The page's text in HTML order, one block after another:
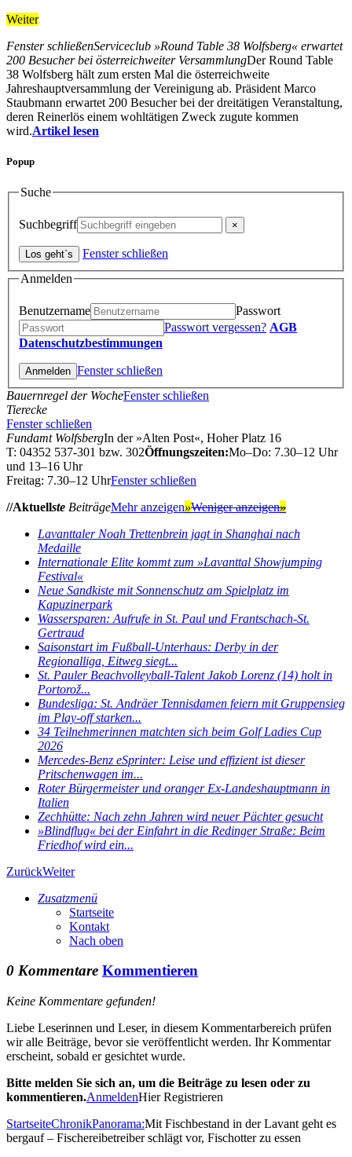
Weiter
Fenster schließenServiceclub »Round Table 38 Wolfsberg« erwartet
200 Besucher bei österreichweiter VersammlungDer Round Table
38 Wolfsberg hält zum ersten Mal die österreichweite
Jahreshauptversammlung der Vereinigung ab. Präsident Marco
Staubmann erwartet 200 Besucher bei der dreitätigen Veranstaltung,
deren Reinerlös einem wohltätigen Zweck zugute kommen
wird.Artikel lesen
Popup
Suche
Suchbegriff
Fenster schließen
Anmelden
Benutzername
Passwort
Passwort vergessen? AGB
Datenschutzbestimmungen
Fenster schließen
Bauernregel der WocheFenster schließen
Tierecke
Fenster schließen
Fundamt WolfsbergIn der »Alten Post«, Hoher Platz 16
T: 04352 537-301 bzw. 302Öffnungszeiten:Mo–Do: 7.30–12 Uhr
und 13–16 Uhr
Freitag: 7.30–12 UhrFenster schließen
//Aktuellste BeiträgeMehr anzeigen»Weniger anzeigen»
Lavanttaler Noah Trettenbrein jagt in Shanghai nach
Medaille
Internationale Elite kommt zum »Lavanttal Showjumping
Festival«
Neue Sandkiste mit Sonnenschutz am Spielplatz im
Kapuzinerpark
Wassersparen: Aufrufe in St. Paul und Frantschach-St.
Gertraud
Saisonstart im Fußball-Unterhaus: Derby in der
Regionalliga, Eitweg siegt...
St. Pauler Beachvolleyball-Talent Jakob Lorenz (14) holt in
Portorož...
Bundesliga: St. Andräer Tennisdamen feiern mit Gruppensieg
im Play-off starken...
34 Teilnehmerinnen matchten sich beim Golf Ladies Cup
2026
Mercedes-Benz eSprinter: Leise und effizient ist dieser
Pritschenwagen im...
Roter Bürgermeister und oranger Ex-Landeshauptmann in
Italien
Zechhütte: Nach zehn Jahren wird neuer Pächter gesucht
»Blindflug« bei der Einfahrt in die Redinger Straße: Beim
Friedhof wird ein...
ZurückWeiter
Zusatzmenü
Startseite
Kontakt
Nach oben
0 Kommentare Kommentieren
Keine Kommentare gefunden!
Liebe Leserinnen und Leser, in diesem Kommentarbereich prüfen
wir alle Beiträge, bevor sie veröffentlicht werden. Ihr Kommentar
erscheint, sobald er gesichtet wurde.
Bitte melden Sie sich an, um die Beiträge zu lesen oder zu
kommentieren.AnmeldenHier Registrieren
StartseiteChronikPanorama:Mit Fischbestand in der Lavant geht es
bergauf – Fischereibetreiber schlägt vor, Fischotter zu essen